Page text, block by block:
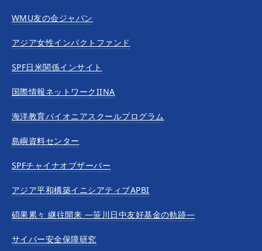
WMU友の会ジャパン
アジア女性インパクトファンド
SPF日米関係インサイト
国際情報ネットワークIINA
海洋教育パイオニアスクールプログラム
島嶼資料センター
SPFチャイナオブザーバー
アジア平和構築イニシアティブAPBI
碩果累々 継往開来 —笹川日中友好基金の軌跡—
サイバー安全保障研究